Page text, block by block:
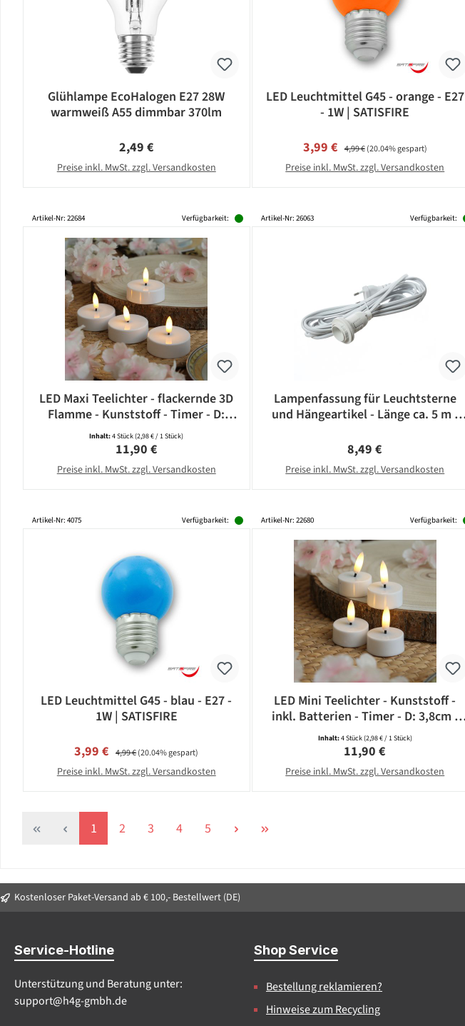
Glühlampe EcoHalogen E27 28W
warmweiß A55 dimmbar 370lm
Regulärer Preis:
2,49 €
Preise inkl. MwSt. zzgl. Versandkosten
LED Leuchtmittel G45 - orange - E27
- 1W | SATISFIRE
Verkaufspreis:
3,99 € Regulärer Preis:
4,99 €(20.04% gespart)
Preise inkl. MwSt. zzgl. Versandkosten
Artikel-Nr: 22684 Verfügbarkeit:
LED Maxi Teelichter - flackernde 3D
Flamme - Kunststoff - Timer - D:
5,8cm - weiß - 4er Set
Inhalt:4 Stück(2,98 € / 1 Stück)
Regulärer Preis:
11,90 €
Preise inkl. MwSt. zzgl. Versandkosten
Artikel-Nr: 26063 Verfügbarkeit:
Lampenfassung für Leuchtsterne
und Hängeartikel - Länge ca. 5 m -
Regulärer Preis:
8,49 €
Preise inkl. MwSt. zzgl. Versandkosten
Artikel-Nr: 4075 Verfügbarkeit:
LED Leuchtmittel G45 - blau - E27 -
1W | SATISFIRE
Verkaufspreis:
3,99 € Regulärer Preis:
4,99 €(20.04% gespart)
Preise inkl. MwSt. zzgl. Versandkosten
Artikel-Nr: 22680 Verfügbarkeit:
LED Mini Teelichter - Kunststoff -
inkl. Batterien - Timer - D: 3,8cm -
weiß - 4 Stück
Inhalt:4 Stück(2,98 € / 1 Stück)
Regulärer Preis:
11,90 €
Preise inkl. MwSt. zzgl. Versandkosten
Seite
1 Seite
2 Seite
3 Seite
4 Seite
5
Kostenloser Paket-Versand ab € 100,- Bestellwert (DE)
Service-Hotline
Unterstützung und Beratung unter:
support@h4g-gmbh.de
Shop Service
Bestellung reklamieren?
Hinweise zum Recycling